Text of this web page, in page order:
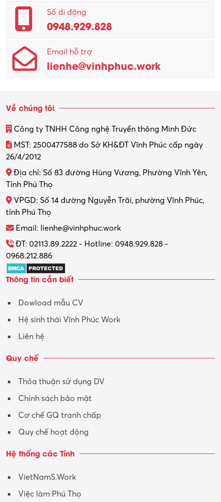
Số di động
0948.929.828
Email hỗ trợ
lienhe@vinhphuc.work
Về chúng tôi
Công ty TNHH Công nghệ Truyền thông Minh Đức
MST: 2500477588 do Sở KH&ĐT Vĩnh Phúc cấp ngày
26/4/2012
Địa chỉ: Số 83 đường Hùng Vương, Phường Vĩnh Yên,
Tỉnh Phú Thọ
VPGD: Số 14 đường Nguyễn Trãi, phường Vĩnh Phúc,
tỉnh Phú Thọ
Email: lienhe@vinhphuc.work
ĐT: 02113.89.2222 - Hotline: 0948.929.828 -
0968.212.886
Thông tin cần biết
Dowload mẫu CV
Hệ sinh thái Vĩnh Phúc Work
Liên hệ
Quy chế
Thỏa thuận sử dụng DV
Chính sách bảo mật
Cơ chế GQ tranh chấp
Quy chế hoạt động
Hệ thống các Tỉnh
VietNamS.Work
Việc làm Phú Thọ